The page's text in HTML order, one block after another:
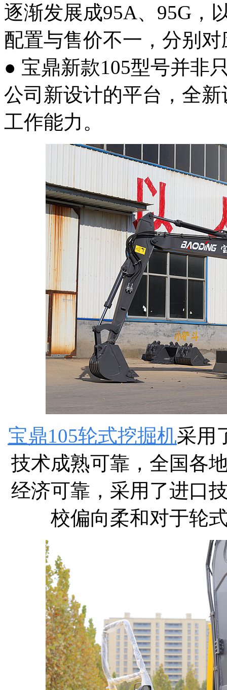
逐渐发展成95A、95G，
配置与售价不一，分别
● 宝鼎新款105型号并非
公司新设计的平台，全
工作能力。
宝鼎105轮式挖掘机采用
技术成熟可靠，全国各
经济可靠，采用了进口
校偏向柔和对于轮